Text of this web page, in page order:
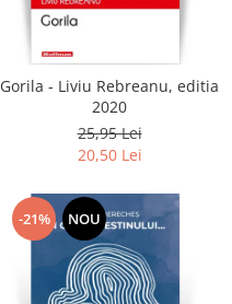
Gorila - Liviu Rebreanu, editia
2020
25,95 Lei
20,50 Lei
-21% NOU